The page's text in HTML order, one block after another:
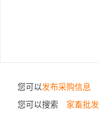
您可以发布采购信息
您可以搜索
家畜批发